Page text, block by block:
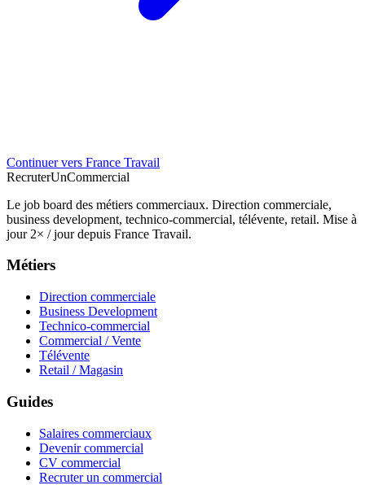
Continuer vers France Travail
RecruterUnCommercial
Le job board des métiers commerciaux. Direction commerciale,
business development, technico-commercial, télévente, retail. Mise à
jour 2× / jour depuis France Travail.
Métiers
Direction commerciale
Business Development
Technico-commercial
Commercial / Vente
Télévente
Retail / Magasin
Guides
Salaires commerciaux
Devenir commercial
CV commercial
Recruter un commercial